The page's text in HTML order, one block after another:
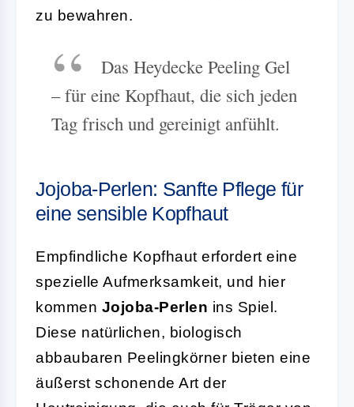
zu bewahren.
Das Heydecke Peeling Gel
– für eine Kopfhaut, die sich jeden
Tag frisch und gereinigt anfühlt.
Jojoba-Perlen: Sanfte Pflege für
eine sensible Kopfhaut
Empfindliche Kopfhaut erfordert eine
spezielle Aufmerksamkeit, und hier
kommen Jojoba-Perlen ins Spiel.
Diese natürlichen, biologisch
abbaubaren Peelingkörner bieten eine
äußerst schonende Art der